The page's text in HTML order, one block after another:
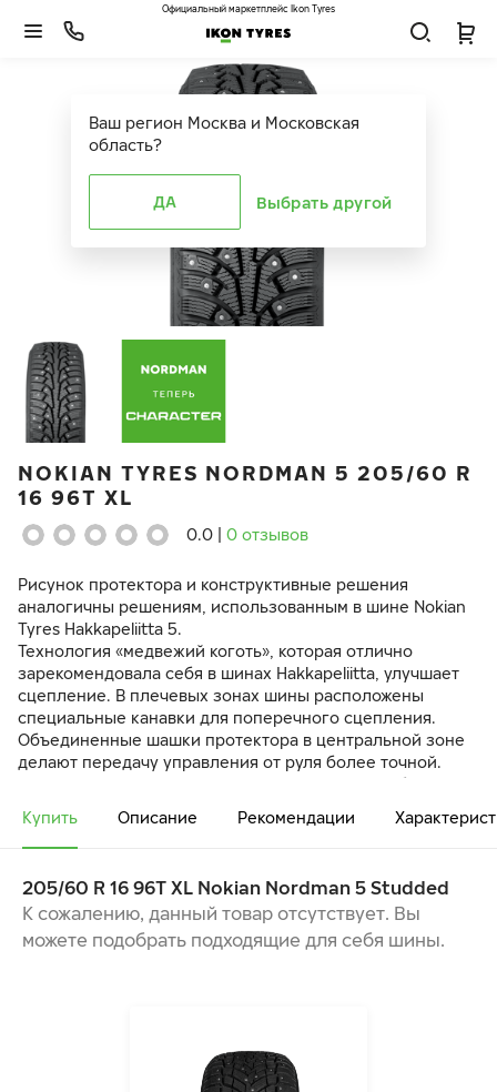
Ваш регион Москва и Московская
область?
ДА Выбрать другой
Официальный маркетплейс Ikon Tyres
NOKIAN TYRES NORDMAN 5 205/60 R
16 96T XL
0.0 0 отзывов
Рисунок протектора и конструктивные решения
аналогичны решениям, использованным в шине Nokian
Tyres Hakkapeliitta 5.
Технология «медвежий коготь», которая отлично
зарекомендовала себя в шинах Hakkapeliitta, улучшает
сцепление. В плечевых зонах шины расположены
специальные канавки для поперечного сцепления.
Объединенные шашки протектора в центральной зоне
делают передачу управления от руля более точной.
Рисунок протектора делает контакт с дорогой более
Во время торможения «Медвежий коготь», или выступ на
шашке протектора, удерживает шип в вертикальном
шины дорожного полотна, и, таким образом, улучшает
сцепление.
При производстве резиновой смеси использованы
Купить Описание Рекомендации
205/60 R 16 96T XL Nokian Nordman 5 Studded
К сожалению, данный товар отсутствует. Вы
можете подобрать подходящие для себя шины.